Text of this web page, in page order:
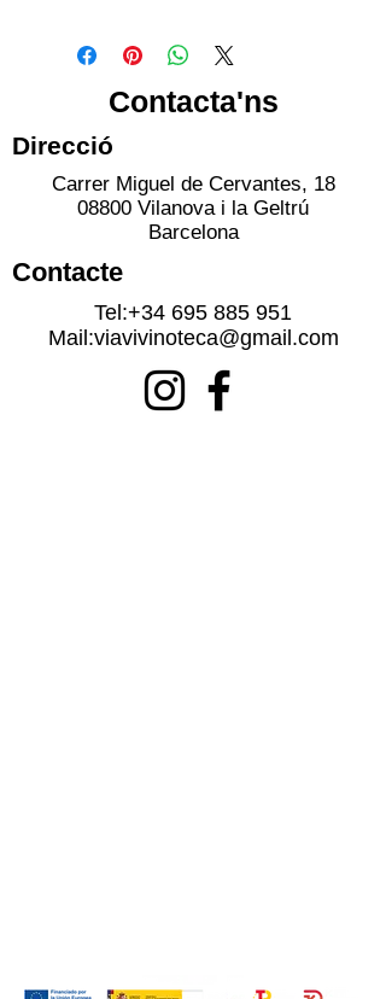
Contacta'ns
Direcció
Carrer Miguel de Cervantes, 18
08800 Vilanova i la Geltrú
Barcelona
Contacte
Tel:+34 695 885 951
Mail:viavivinoteca@gmail.com